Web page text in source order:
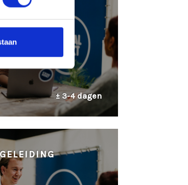
± 3-4 dagen